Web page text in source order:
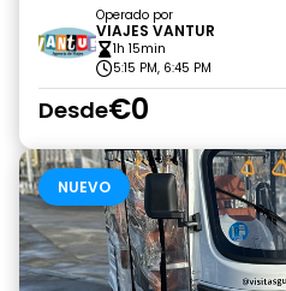
Operado por
VIAJES VANTUR
1h 15min
5:15 PM, 6:45 PM
Desde€0
NUEVO